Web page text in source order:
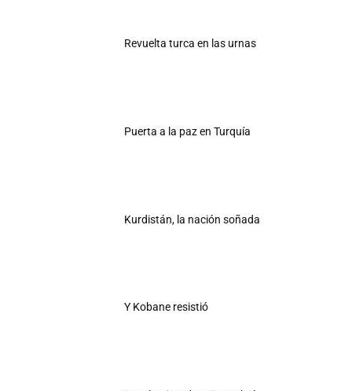
Revuelta turca en las urnas
Puerta a la paz en Turquía
Kurdistán, la nación soñada
Y Kobane resistió